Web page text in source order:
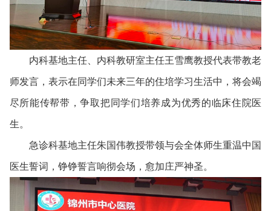
内科基地主任、内科教研室主任王雪鹰教授代表带教老
师发言，表示在同学们未来三年的住培学习生活中，将会竭
尽所能传帮带，争取把同学们培养成为优秀的临床住院医
生。
急诊科基地主任朱国伟教授带领与会全体师生重温中国
医生誓词，铮铮誓言响彻会场，愈加庄严神圣。